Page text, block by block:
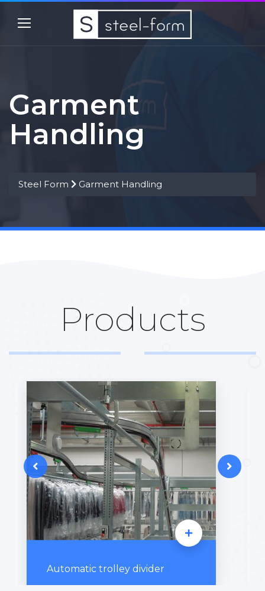
Garment
Handling
Steel Form Garment Handling
Products
Automatic trolley divider